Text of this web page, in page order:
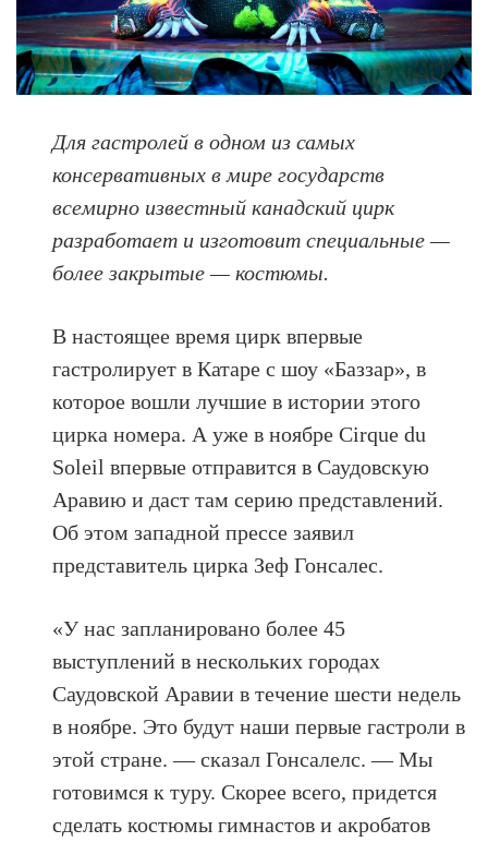
Для гастролей в одном из самых
консервативных в мире государств
всемирно известный канадский цирк
разработает и изготовит специальные —
более закрытые — костюмы.
В настоящее время цирк впервые
гастролирует в Катаре с шоу «Баззар», в
которое вошли лучшие в истории этого
цирка номера. А уже в ноябре Cirque du
Soleil впервые отправится в Саудовскую
Аравию и даст там серию представлений.
Об этом западной прессе заявил
представитель цирка Зеф Гонсалес.
«У нас запланировано более 45
выступлений в нескольких городах
Саудовской Аравии в течение шести недель
в ноябре. Это будут наши первые гастроли в
этой стране. — сказал Гонсалелс. — Мы
готовимся к туру. Скорее всего, придется
сделать костюмы гимнастов и акробатов